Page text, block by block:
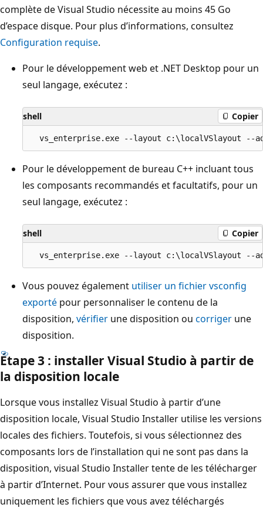
complète de Visual Studio nécessite au moins 45 Go
d’espace disque. Pour plus d’informations, consultez
Configuration requise.
Pour le développement web et .NET Desktop pour un
seul langage, exécutez :
shell Copier
Pour le développement de bureau C++ incluant tous
les composants recommandés et facultatifs, pour un
seul langage, exécutez :
shell Copier
Vous pouvez également utiliser un fichier vsconfig
exporté pour personnaliser le contenu de la
disposition, vérifier une disposition ou corriger une
disposition.
Étape 3 : installer Visual Studio à partir de
la disposition locale
Lorsque vous installez Visual Studio à partir d’une
disposition locale, Visual Studio Installer utilise les versions
locales des fichiers. Toutefois, si vous sélectionnez des
composants lors de l’installation qui ne sont pas dans la
disposition, visual Studio Installer tente de les télécharger
à partir d’Internet. Pour vous assurer que vous installez
uniquement les fichiers que vous avez téléchargés